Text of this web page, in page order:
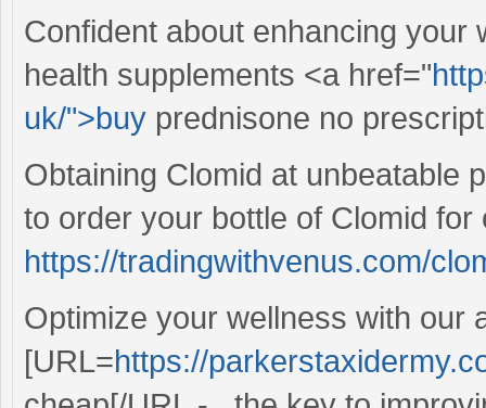
Confident about enhancing
health supplements <a href="
uk/">buy prednisone no
Obtaining Clomid at unbeatable
to order your bottle of Clomid for
https://tradingwithvenus.com/
Optimize your wellness with our
[URL=https://